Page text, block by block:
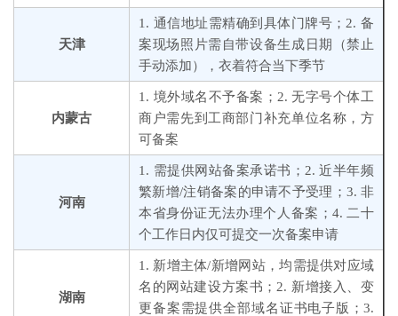
天津
1. 通信地址需精确到具体门牌号；2. 备
案现场照片需自带设备生成日期（禁止
手动添加），衣着符合当下季节
内蒙古
1. 境外域名不予备案；2. 无字号个体工
商户需先到工商部门补充单位名称，方
可备案
河南
1. 需提供网站备案承诺书；2. 近半年频
繁新增/注销备案的申请不予受理；3. 非
本省身份证无法办理个人备案；4. 二十
个工作日内仅可提交一次备案申请
湖南
1. 新增主体/新增网站，均需提供对应域
名的网站建设方案书；2. 新增接入、变
更备案需提供全部域名证书电子版；3.